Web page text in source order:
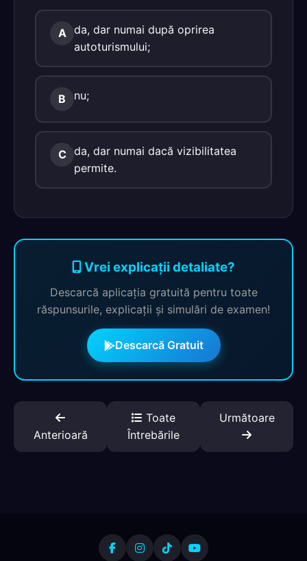
A da, dar numai după oprirea
autoturismului;
B nu;
C da, dar numai dacă vizibilitatea
permite.
Vrei explicații detaliate?
Descarcă aplicația gratuită pentru toate
răspunsurile, explicații și simulări de examen!
Descarcă Gratuit
Anterioară
Toate
Întrebările
Următoare